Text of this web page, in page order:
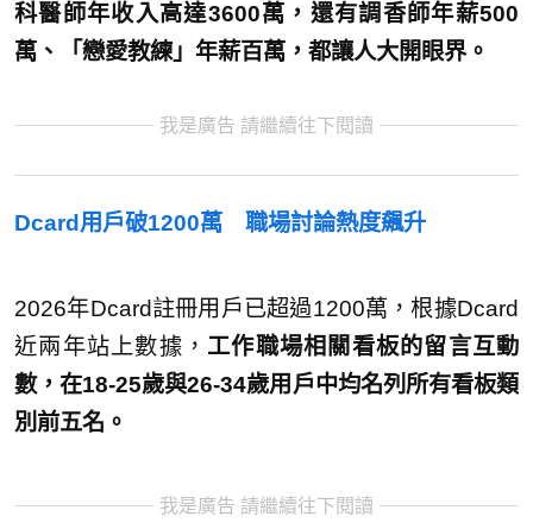
科醫師年收入高達3600萬，還有調香師年薪500
萬、「戀愛教練」年薪百萬，都讓人大開眼界。
我是廣告 請繼續往下閱讀
Dcard用戶破1200萬 職場討論熱度飆升
2026年Dcard註冊用戶已超過1200萬，根據Dcard
近兩年站上數據， 工作職場相關看板的留言互動
數，在18-25歲與26-34歲用戶中均名列所有看板類
別前五名。
我是廣告 請繼續往下閱讀